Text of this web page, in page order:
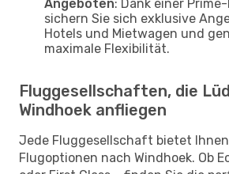
Angeboten: Dank einer
sichern Sie sich exklusive
Hotels und Mietwagen und
maximale Flexibilität.
Fluggesellschaften, die
Windhoek anfliegen
Jede Fluggesellschaft bietet
Flugoptionen nach Windhoek. Ob